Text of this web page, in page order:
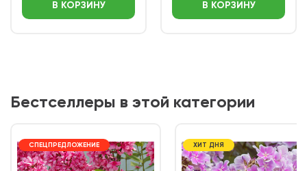
В КОРЗИНУ В КОРЗИНУ
Бестселлеры в этой категории
СПЕЦПРЕДЛОЖЕНИЕ ХИТ ДНЯ